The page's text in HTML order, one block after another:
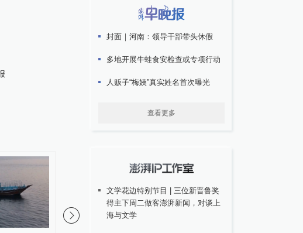
封面｜河南：领导干部带头休假
多地开展牛蛙食安检查或专项行动
人贩子“梅姨”真实姓名首次曝光
查看更多
文学花边特别节目 | 三位新晋鲁奖
得主下周二做客澎湃新闻，对谈上
海与文学